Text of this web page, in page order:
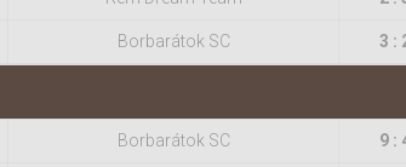
Borbarátok SC 3 :
Borbarátok SC 9 :